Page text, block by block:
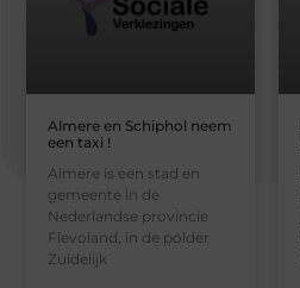
Almere en Schiphol neem
een taxi !
Almere is een stad en
gemeente in de
Nederlandse provincie
Flevoland, in de polder
Zuidelijk